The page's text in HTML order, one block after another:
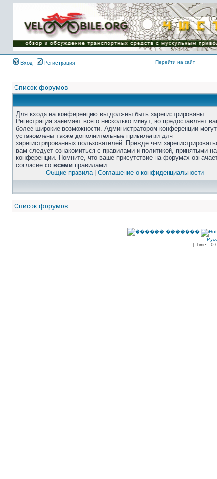
Вход Регистрация Перейти на сайт
Список форумов
Для входа на конференцию вы должны быть зарегистрированы.
Регистрация занимает всего несколько минут, но предоставляет
более широкие возможности. Администратором конференции
установлены также дополнительные привилегии для
зарегистрированных пользователей. Прежде чем
вам следует ознакомиться с правилами и политикой, принятыми на
конференции. Помните, что ваше присутствие на форумах
согласие со всеми правилами.
Общие правила| Соглашение о конфиденциальности
Список форумов
[ Time :